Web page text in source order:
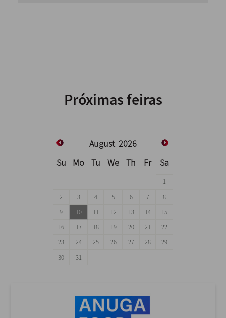
Próximas feiras
August 2026
Su
Mo Tu We Th Fr Sa
1
2
3 4 5 6 7
8
9
10 11 12 13 14
15
16
17 18 19 20 21
22
23
24 25 26 27 28
29
30
31